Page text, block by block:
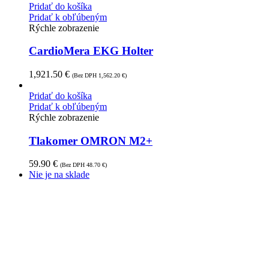
Pridať do košíka
Pridať k obľúbeným
Rýchle zobrazenie
CardioMera EKG Holter
1,921.50 € (Bez DPH 1,562.20 €)
Pridať do košíka
Pridať k obľúbeným
Rýchle zobrazenie
Tlakomer OMRON M2+
59.90 € (Bez DPH 48.70 €)
Nie je na sklade